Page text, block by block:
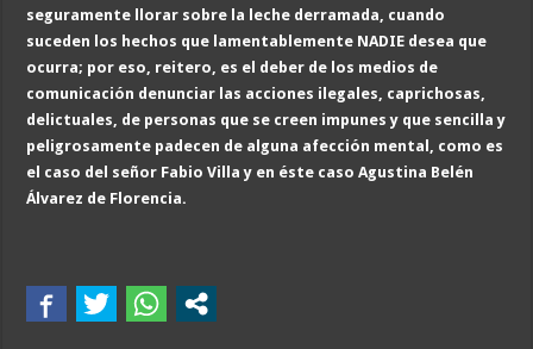
seguramente llorar sobre la leche derramada, cuando
suceden los hechos que lamentablemente NADIE desea que
ocurra; por eso, reitero, es el deber de los medios de
comunicación denunciar las acciones ilegales, caprichosas,
delictuales, de personas que se creen impunes y que sencilla y
peligrosamente padecen de alguna afección mental, como es
el caso del señor Fabio Villa y en éste caso Agustina Belén
Álvarez de Florencia.